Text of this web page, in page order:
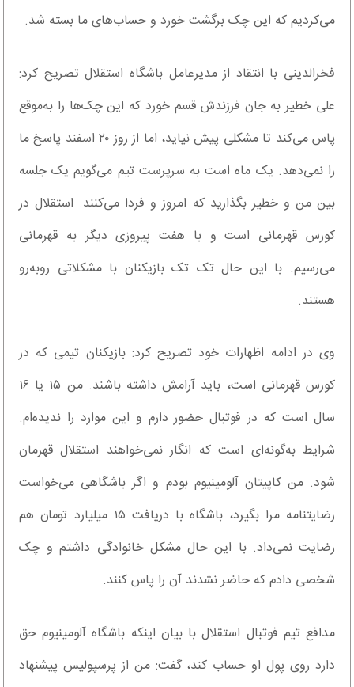
می‌کردیم که این چک برگشت خورد و حساب‌های ما بسته شد.
فخرالدینی با انتقاد از مدیرعامل باشگاه استقلال تصریح کرد:
علی خطیر به جان فرزندش قسم خورد که این چک‌ها را به‌موقع
پاس می‌کند تا مشکلی پیش نیاید، اما از روز ۲۰ اسفند پاسخ ما
را نمی‌دهد. یک ماه است به سرپرست تیم می‌گویم یک جلسه
بین من و خطیر بگذارید که امروز و فردا می‌کنند. استقلال در
کورس قهرمانی است و با هفت پیروزی دیگر به قهرمانی
می‌رسیم. با این حال تک تک بازیکنان با مشکلاتی روبه‌رو
هستند.
وی در ادامه اظهارات خود تصریح کرد: بازیکنان تیمی که در
کورس قهرمانی است، باید آرامش داشته باشند. من ۱۵ یا ۱۶
سال است که در فوتبال حضور دارم و این موارد را ندیده‌ام.
شرایط به‌گونه‌ای است که انگار نمی‌خواهند استقلال قهرمان
شود. من کاپیتان آلومینیوم بودم و اگر باشگاهی می‌خواست
رضایتنامه مرا بگیرد، باشگاه با دریافت ۱۵ میلیارد تومان هم
رضایت نمی‌داد. با این حال مشکل خانوادگی داشتم و چک
شخصی دادم که حاضر نشدند آن را پاس کنند.
مدافع تیم فوتبال استقلال با بیان اینکه باشگاه آلومینیوم حق
دارد روی پول او حساب کند، گفت: من از پرسپولیس پیشنهاد